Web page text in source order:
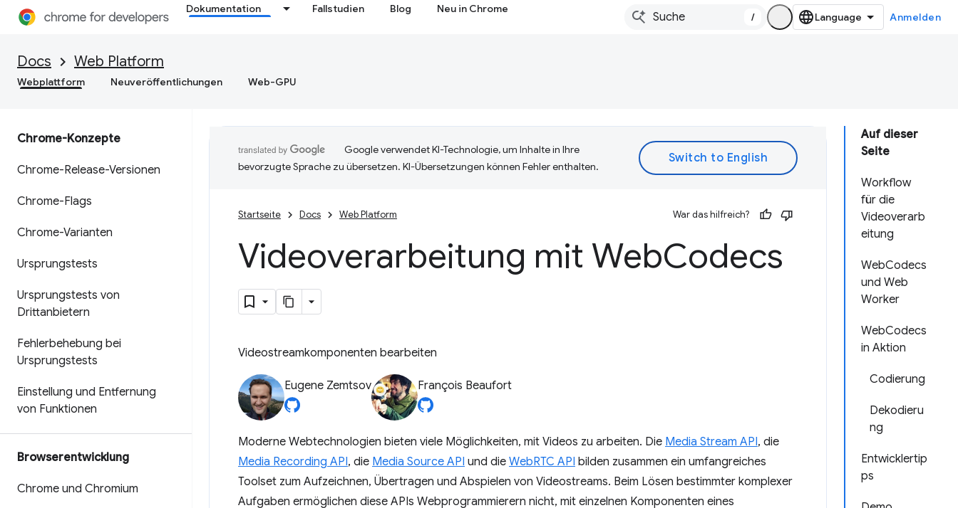
Dokumentation Fallstudien Blog Neu in Chrome
/ Anmelden
Docs Web Platform
Webplattform Neuveröffentlichungen Web-GPU
Chrome-Konzepte
Chrome-Release-Versionen
Chrome-Flags
Chrome-Varianten
Ursprungstests
Ursprungstests von
Drittanbietern
Fehlerbehebung bei
Ursprungstests
Einstellung und Entfernung
von Funktionen
Browserentwicklung
Chrome und Chromium
Auf dieser
Seite
Workflow
für die
Videoverarb
eitung
WebCodecs
und Web
Worker
WebCodecs
in Aktion
Codierung
Dekodieru
ng
Entwicklertip
ps
Google verwendet KI-Technologie, um Inhalte in Ihre
bevorzugte Sprache zu übersetzen. KI-Übersetzungen können Fehler enthalten.
Startseite Docs Web Platform War das hilfreich?
Videoverarbeitung mit WebCodecs
Videostreamkomponenten bearbeiten
Eugene Zemtsov François Beaufort
Moderne Webtechnologien bieten viele Möglichkeiten, mit Videos zu arbeiten. Die Media Stream API, die
Media Recording API, die Media Source API und die WebRTC API bilden zusammen ein umfangreiches
Toolset zum Aufzeichnen, Übertragen und Abspielen von Videostreams. Beim Lösen bestimmter komplexer
Aufgaben ermöglichen diese APIs Webprogrammierern nicht, mit einzelnen Komponenten eines